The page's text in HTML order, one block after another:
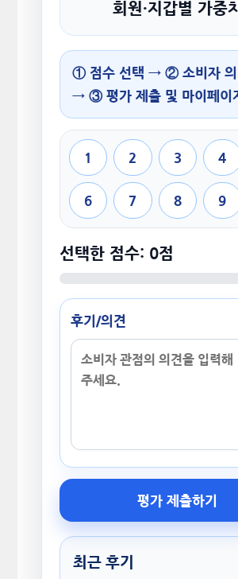
회원·지갑별 가중치
① 점수 선택 → ② 소비자 의
→ ③ 평가 제출 및 마이페이
1 2 3 4
6 7 8 9
선택한 점수: 0점
후기/의견
평가 제출하기
최근 후기